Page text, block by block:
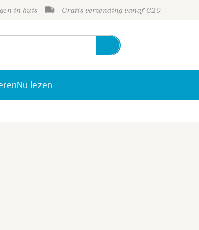
in huis Gratis verzending vanaf €20
Nu lezen
Personen